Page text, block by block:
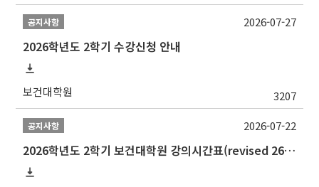
공지사항
2026학년도 2학기 수강신청 안내
보건대학원 3207
2026-07-27
공지사항
2026학년도 2학기 보건대학원 강의시간표(revised 260803)(2026 2nd SEMESTER SNU GSPH TIMETABLE)
2026-07-22